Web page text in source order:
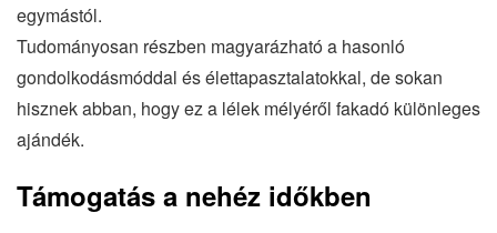
egymástól.
Tudományosan részben magyarázható a hasonló
gondolkodásmóddal és élettapasztalatokkal, de sokan
hisznek abban, hogy ez a lélek mélyéről fakadó különleges
ajándék.
Támogatás a nehéz időkben